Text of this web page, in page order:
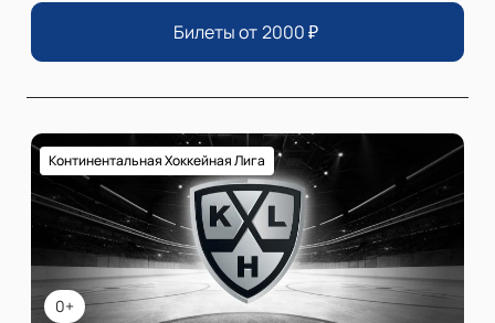
Билеты от 2000₽
0+
Континентальная Хоккейная Лига